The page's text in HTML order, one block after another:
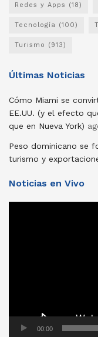
Redes y Apps (18)
Tecnología (100)
Turismo (913)
Últimas Noticias
Cómo Miami se
EE.UU. (y el efecto
que en Nueva York)
Peso dominicano se
turismo y
Noticias en Vivo
00:00